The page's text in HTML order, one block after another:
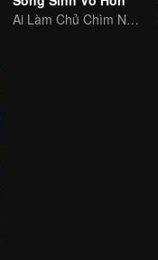
Ai Làm Chủ Chìm Nổi, Thần Võ Vô Địch